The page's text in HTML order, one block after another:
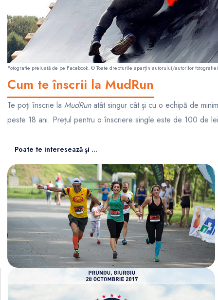
Fotografie preluată de pe Facebook. © Toate drepturile aparțin autorului/autorilor
Cum te înscrii la MudRun
Te poți înscrie la MudRunatât singur cât și cu o echipă de
peste 18 ani. Prețul pentru o înscriere single este de 100 de
Poate te interesează și ...